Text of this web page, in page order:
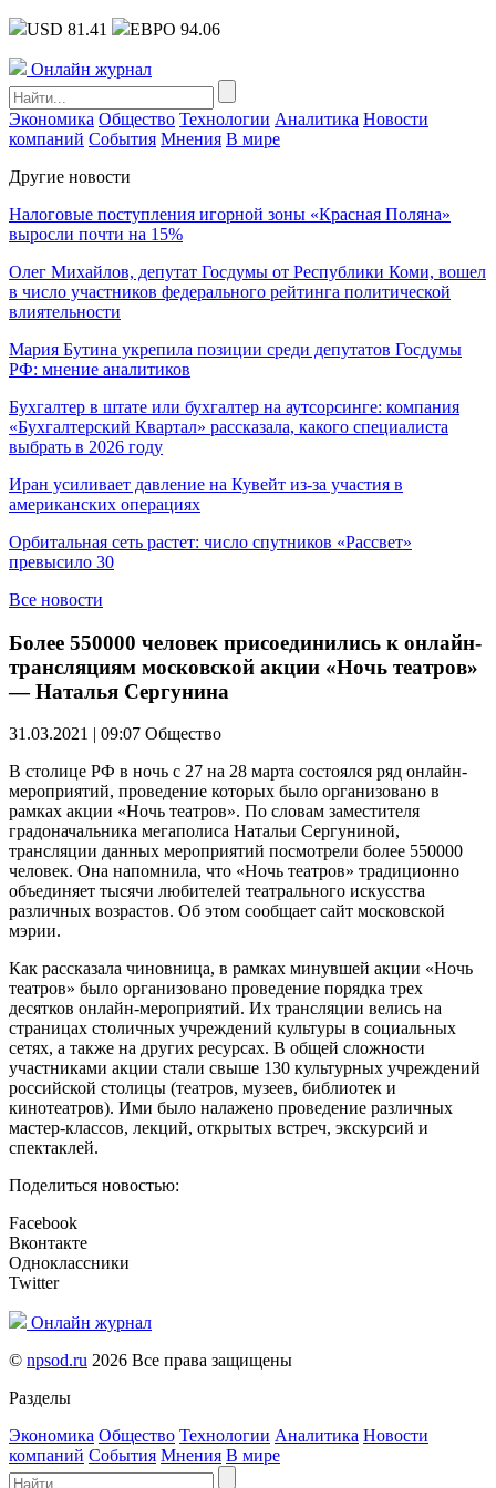
USD 81.41 ЕВРО 94.06
Онлайн журнал
Экономика Общество Технологии Аналитика Новости
компаний События Мнения В мире
Другие новости
Налоговые поступления игорной зоны «Красная Поляна»
выросли почти на 15%
Олег Михайлов, депутат Госдумы от Республики Коми, вошел
в число участников федерального рейтинга политической
влиятельности
Мария Бутина укрепила позиции среди депутатов Госдумы
РФ: мнение аналитиков
Бухгалтер в штате или бухгалтер на аутсорсинге: компания
«Бухгалтерский Квартал» рассказала, какого специалиста
выбрать в 2026 году
Иран усиливает давление на Кувейт из-за участия в
американских операциях
Орбитальная сеть растет: число спутников «Рассвет»
превысило 30
Все новости
Более 550000 человек присоединились к онлайн-
трансляциям московской акции «Ночь театров»
— Наталья Сергунина
31.03.2021 | 09:07 Общество
В столице РФ в ночь с 27 на 28 марта состоялся ряд онлайн-
мероприятий, проведение которых было организовано в
рамках акции «Ночь театров». По словам заместителя
градоначальника мегаполиса Натальи Сергуниной,
трансляции данных мероприятий посмотрели более 550000
человек. Она напомнила, что «Ночь театров» традиционно
объединяет тысячи любителей театрального искусства
различных возрастов. Об этом сообщает сайт московской
мэрии.
Как рассказала чиновница, в рамках минувшей акции «Ночь
театров» было организовано проведение порядка трех
десятков онлайн-мероприятий. Их трансляции велись на
страницах столичных учреждений культуры в социальных
сетях, а также на других ресурсах. В общей сложности
участниками акции стали свыше 130 культурных учреждений
российской столицы (театров, музеев, библиотек и
кинотеатров). Ими было налажено проведение различных
мастер-классов, лекций, открытых встреч, экскурсий и
спектаклей.
Поделиться новостью:
Facebook
Вконтакте
Одноклассники
Twitter
Онлайн журнал
© npsod.ru 2026 Все права защищены
Разделы
Экономика Общество Технологии Аналитика Новости
компаний События Мнения В мире